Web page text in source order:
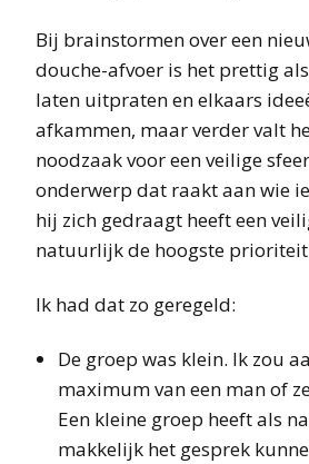
Bij brainstormen over een
douche-afvoer is het prettig
laten uitpraten en elkaars
afkammen, maar verder valt
noodzaak voor een veilige
onderwerp dat raakt aan wie
hij zich gedraagt heeft een
natuurlijk de hoogste
Ik had dat zo geregeld:
De groep was klein. Ik zou
maximum van een man of
Een kleine groep heeft als
makkelijk het gesprek